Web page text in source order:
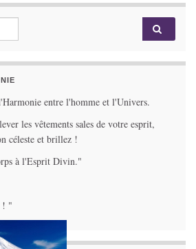
entre l'homme et l'Univers.
les vêtements sales de votre esprit,
céleste et brillez !
à l'Esprit Divin."
! "